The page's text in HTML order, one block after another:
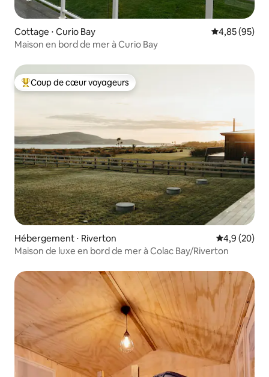
Cottage ⋅ Curio Bay Évaluation
4,85 (95)
Maison en bord de mer à Curio Bay
Coups de cœur voyageurs les plus appréciés
Coup de cœur voyageurs
Hébergement ⋅ Riverton Évaluation
4,9 (20)
Maison de luxe en bord de mer à Colac Bay/Riverton